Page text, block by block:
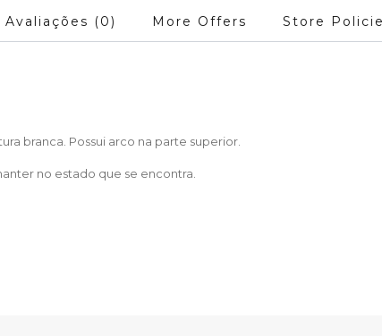
Avaliações (0) More Offers Store
branca. Possui arco na parte superior.
no estado que se encontra.